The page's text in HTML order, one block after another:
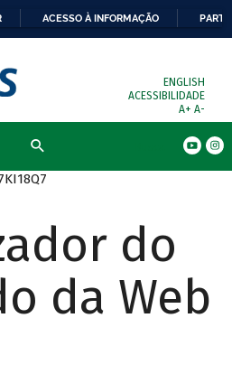
ACESSO À INFORMAÇÃO
ENGLISH
ACESSIBILIDADE
A+ A-
do
da Web